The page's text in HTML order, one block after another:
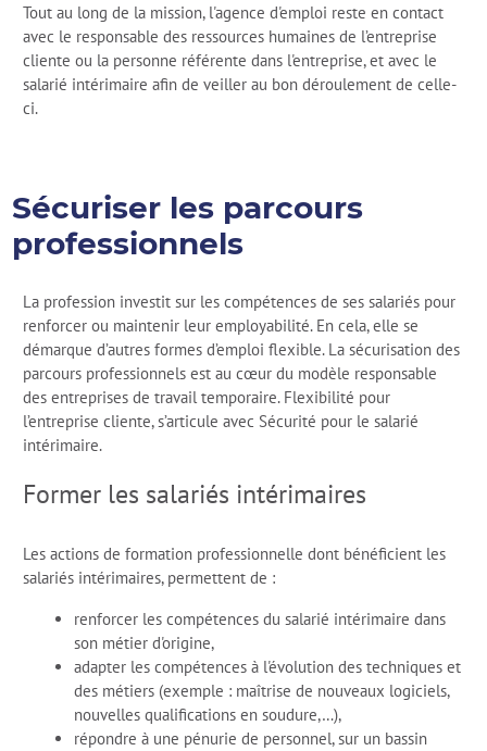
Tout au long de la mission, l'agence d'emploi reste en contact
avec le responsable des ressources humaines de l’entreprise
cliente ou la personne référente dans l'entreprise, et avec le
salarié intérimaire afin de veiller au bon déroulement de celle-
ci.
Sécuriser les parcours
professionnels
La profession investit sur les compétences de ses salariés pour
renforcer ou maintenir leur employabilité. En cela, elle se
démarque d’autres formes d’emploi flexible. La sécurisation des
parcours professionnels est au cœur du modèle responsable
des entreprises de travail temporaire. Flexibilité pour
l’entreprise cliente, s’articule avec Sécurité pour le salarié
intérimaire.
Former les salariés intérimaires
Les actions de formation professionnelle dont bénéficient les
salariés intérimaires, permettent de :
renforcer les compétences du salarié intérimaire dans
son métier d'origine,
adapter les compétences à l'évolution des techniques et
des métiers (exemple : maîtrise de nouveaux logiciels,
nouvelles qualifications en soudure,…),
répondre à une pénurie de personnel, sur un bassin